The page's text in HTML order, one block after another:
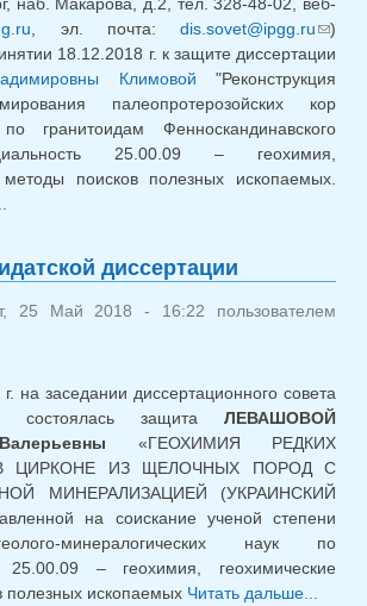
, эл. почта: dis.sovet@ipgg.ru
для
email)
)
18.12.2018 г. к защите диссертации
Климовой "Реконструкция
палеопротерозойских кор
гранитоидам Фенноскандинавского
25.00.09 – геохимия,
методы поисков полезных ископаемых.
диссертации
25 Май 2018 - 16:22 пользователем
на заседании диссертационного совета
состоялась защита ЛЕВАШОВОЙ
«ГЕОХИМИЯ РЕДКИХ
ЦИРКОНЕ ИЗ ЩЕЛОЧНЫХ ПОРОД С
МИНЕРАЛИЗАЦИЕЙ (УКРАИНСКИЙ
на соискание ученой степени
минералогических наук по
25.00.09 – геохимия, геохимические
полезных ископаемых Читать дальше...